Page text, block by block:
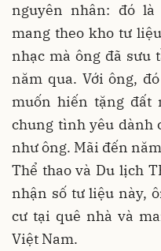
nguyên nhân: đó
mang theo kho tư
nhạc mà ông đã sưu
năm qua. Với ông,
muốn hiến tặng đất
chung tình yêu dành
như ông. Mãi đến
Thể thao và Du lịch
nhận số tư liệu này,
cư tại quê nhà và
Việt Nam.